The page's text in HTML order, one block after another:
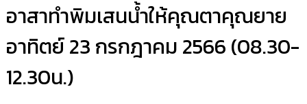
อาสาทำพิมเสนน้ำให้คุณตาคุณยาย
อาทิตย์ 23 กรกฎาคม 2566 (08.30-
12.30น.)